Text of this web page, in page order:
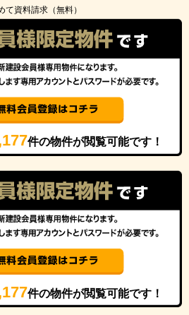
資料請求（無料）
件の物件が閲覧可能です！
件の物件が閲覧可能です！